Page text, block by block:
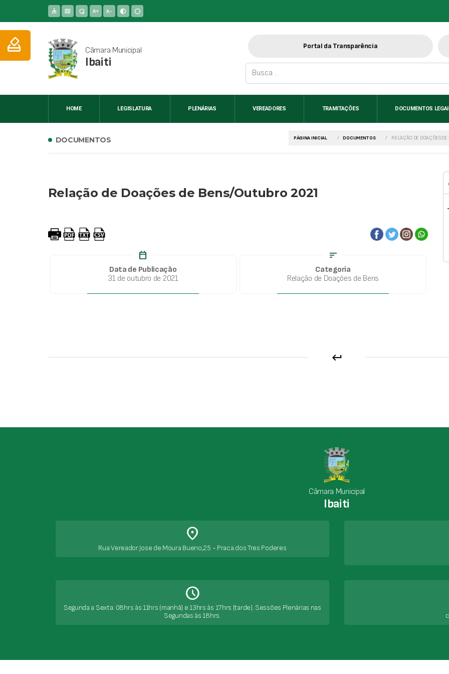
how_to_vote
accessible map admin_panel_settings text_increase text_decrease contrast circle
Câmara Municipal
Ibaiti
Portal da Transparência
HOME LEGISLATURA PLENÁRIAS VEREADORES TRAMITAÇÕES DOCUMENTOS
DOCUMENTOS PÁGINA INICIAL DOCUMENTOS RELAÇÃO DE DOAÇÕES
Relação de Doações de Bens/Outubro 2021
calendar_today
Data de Publicação
31 de outubro de 2021
sort
Categoria
Relação de Doações de Bens
keyboard_return
Câmara Municipal
Ibaiti
place
Rua Vereador Jose de Moura Bueno,25 - Praca dos Tres Poderes
Schedule
Segunda a Sexta: 08hrs às 11hrs (manhã) e 13hrs às 17hrs (tarde). Sessões Plenárias nas
Segundas às 18hrs.